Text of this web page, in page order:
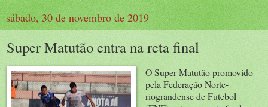
sábado, 30 de novembro de 2019
Super Matutão entra na reta final
O Super Matutão promovido
pela Federação Norte-
riograndense de Futebol